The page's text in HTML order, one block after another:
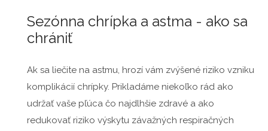
Sezónna chrípka a astma - ako sa
chrániť
Ak sa liečite na astmu, hrozí vám zvýšené riziko vzniku
komplikácií chrípky. Prikladáme niekoľko rád ako
udržať vaše pľúca čo najdlhšie zdravé a ako
redukovať riziko výskytu závažných respiračných